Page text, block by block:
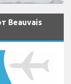
Beauvais